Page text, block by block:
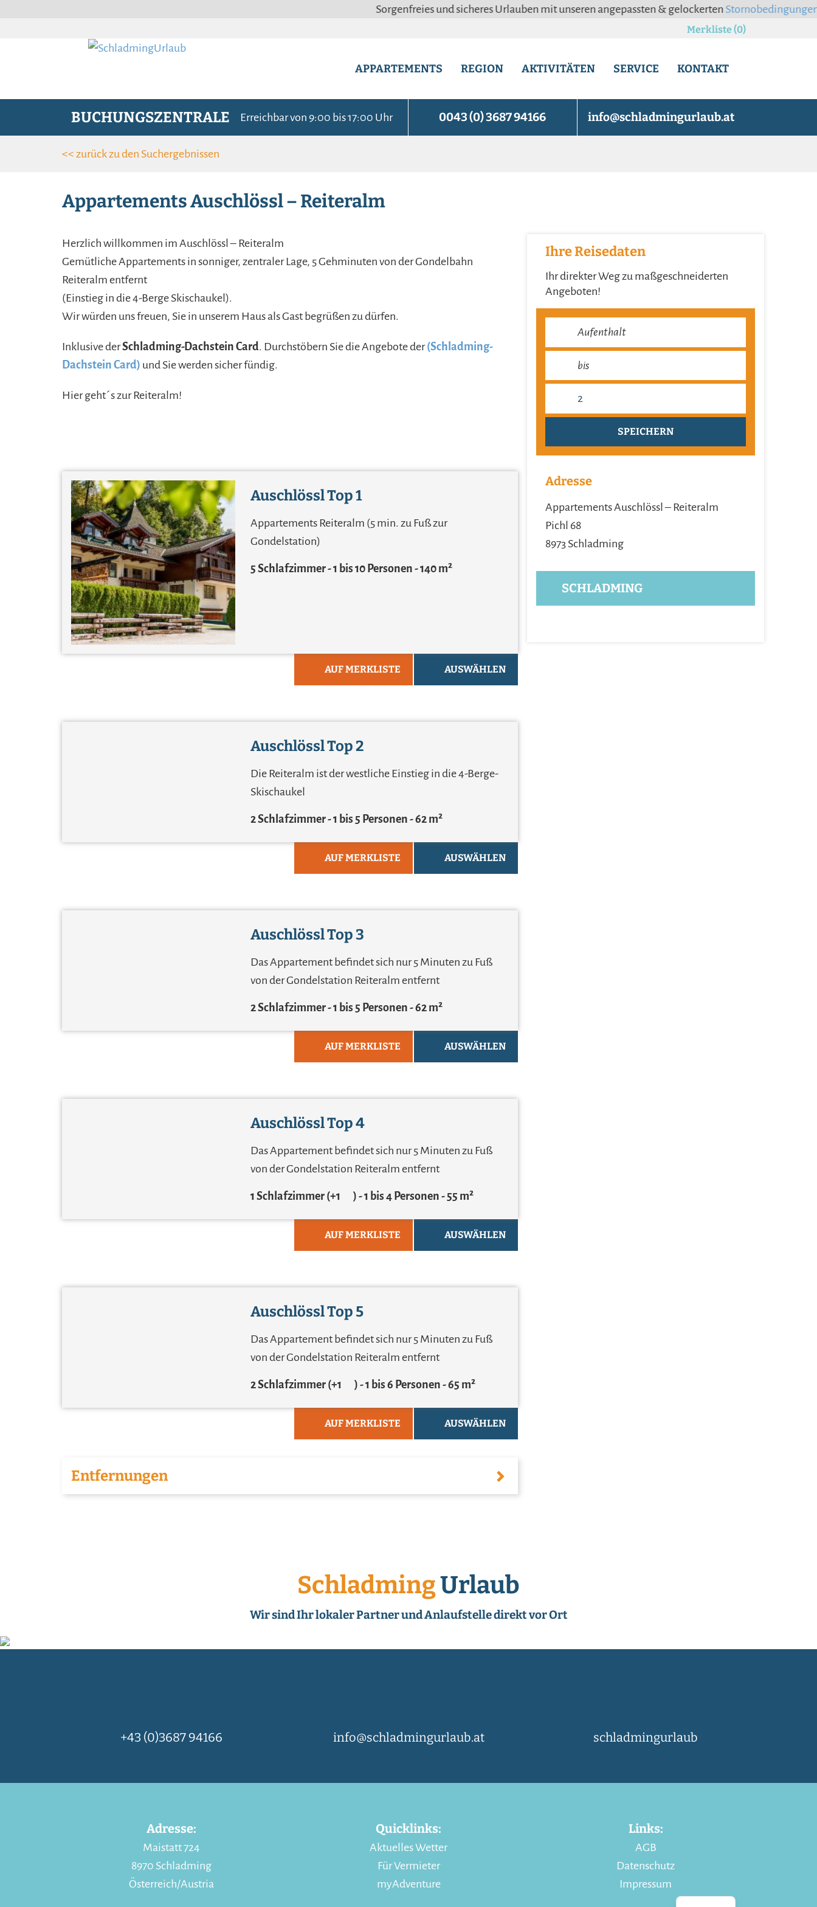
Sorgenfreies und sicheres Urlauben mit unseren angepassten & gelockertenStornobedingungen. Um dir
Merkliste (0)
APPARTEMENTS REGION AKTIVITÄTEN SERVICE KONTAKT
BUCHUNGSZENTRALE Erreichbar von 9:00 bis 17:00 Uhr 0043 (0) 3687 94166 info@schladmingurlaub.at
<< zurück zu den Such­ergebnissen
Appartements Auschlössl – Reiteralm
Herzlich willkommen im Auschlössl – Reiteralm
Gemütliche Appartements in sonniger, zentraler Lage, 5 Gehminuten von der Gondelbahn
Reiteralm entfernt
(Einstieg in die 4-Berge Skischaukel).
Wir würden uns freuen, Sie in unserem Haus als Gast begrüßen zu dürfen.
Inklusive derSchladming-Dachstein Card. Durchstöbern Sie die Angebote der(Schladming-
Dachstein Card) und Sie werden sicher fündig.
Hier geht´s zur Reiteralm!
Auschlössl Top 1
Appartements Reiteralm (5 min. zu Fuß zur
Gondelstation)
5 Schlafzimmer 1 bis 10 Personen 140 m²
AUF MERKLISTE AUSWÄHLEN
Auschlössl Top 2
Die Reiteralm ist der westliche Einstieg in die 4-Berge-
Skischaukel
2 Schlafzimmer 1 bis 5 Personen 62 m²
AUF MERKLISTE AUSWÄHLEN
Auschlössl Top 3
Das Appartement befindet sich nur 5 Minuten zu Fuß
von der Gondelstation Reiteralm entfernt
2 Schlafzimmer 1 bis 5 Personen 62 m²
AUF MERKLISTE AUSWÄHLEN
Auschlössl Top 4
Das Appartement befindet sich nur 5 Minuten zu Fuß
von der Gondelstation Reiteralm entfernt
1 Schlafzimmer (+1 ) 1 bis 4 Personen 55 m²
AUF MERKLISTE AUSWÄHLEN
Auschlössl Top 5
Das Appartement befindet sich nur 5 Minuten zu Fuß
von der Gondelstation Reiteralm entfernt
2 Schlafzimmer (+1 ) 1 bis 6 Personen 65 m²
AUF MERKLISTE AUSWÄHLEN
Entfernungen
Ihre Reisedaten
Ihr direkter Weg zu maß­ge­schneiderten
Angeboten!
Adresse
Appartements Auschlössl – Reiteralm
Pichl 68
8973 Schladming
SCHLADMING
SchladmingUrlaub
Wir sind Ihr lokaler Partner und Anlaufstelle direkt vor Ort
+43 (0)3687 94166 info@schladmingurlaub.at schladmingurlaub
Adresse:
Maistatt 724
8970 Schladming
Österreich/Austria
Quicklinks:
Aktuelles Wetter
Für Vermieter
myAdventure
Links:
AGB
Datenschutz
Impressum